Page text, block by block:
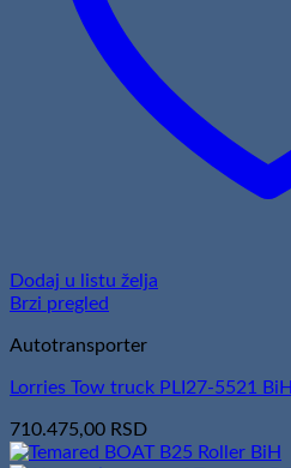
Dodaj u listu želja
Brzi pregled
Autotransporter
Lorries Tow truck PLI27-5521 BiH
710.475,00 RSD